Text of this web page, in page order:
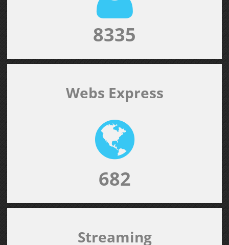
8335
Webs Express
682
Streaming